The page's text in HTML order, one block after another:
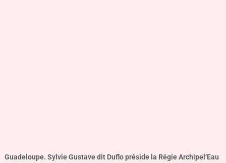
Guadeloupe. Sylvie Gustave dit Duflo préside la Régie Archipel’Eau